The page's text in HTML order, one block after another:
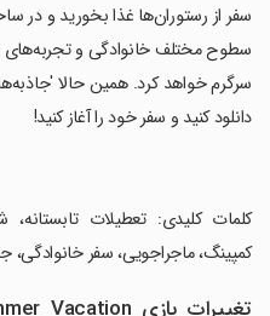
سفر از رستوران‌ها غذا بخورید و در
سطوح مختلف خانوادگی و تجربه‌های
سرگرم خواهد کرد. همین حالا
دانلود کنید و سفر خود را آغاز کنید!
‏کلمات کلیدی: تعطیلات تابستانه،
کمپینگ، ماجراجویی، سفر خانوادگی،